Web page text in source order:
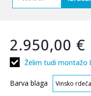
2.950,00 €
Želim tudi montažo
Barva blaga